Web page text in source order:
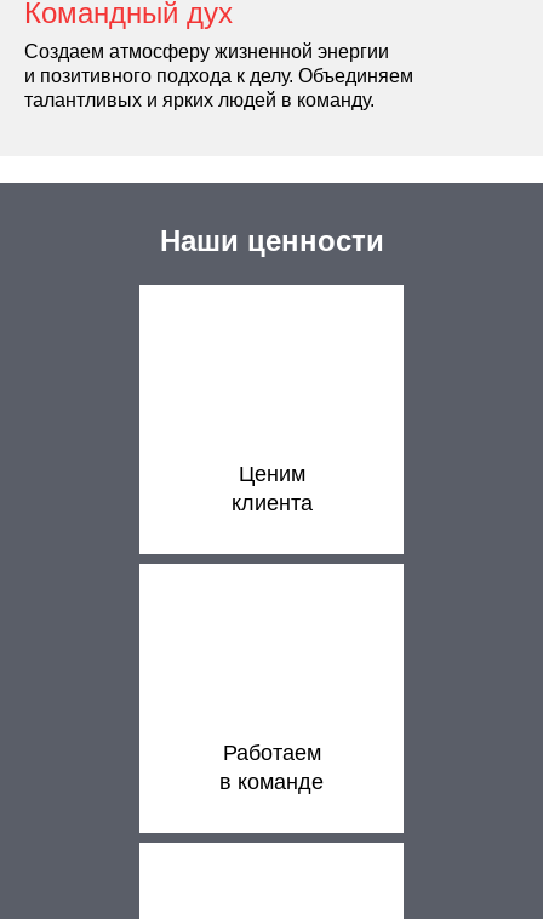
Командный дух
Создаем атмосферу жизнен­ной энергии
и позитивного подхода к делу. Объединяем
талантливых и ярких людей в команду.
Наши ценности
Ценим
клиента
Работаем
в команде